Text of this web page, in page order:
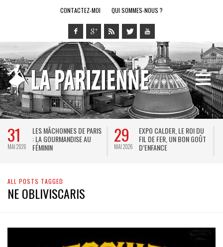
CONTACTEZ-MOI QUI SOMMES-NOUS ?
31
MAI 2026
LES MÂCHONNES DE PARIS
: LA GOURMANDISE AU
FÉMININ
29
MAI 2026
EXPO CALDER, LE ROI DU
FIL DE FER, UN BON GOÛT
D’ENFANCE
ALL POSTS TAGGED
NE OBLIVISCARIS